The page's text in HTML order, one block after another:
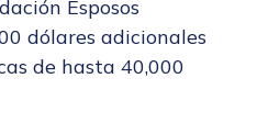
Esposos
dólares adicionales
de hasta 40,000